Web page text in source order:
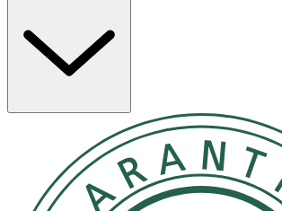
för att skydda borsten.
Rumstemperatur
OK för gravida och ammande:
Ingredienser:
1 borste, 1 fodral